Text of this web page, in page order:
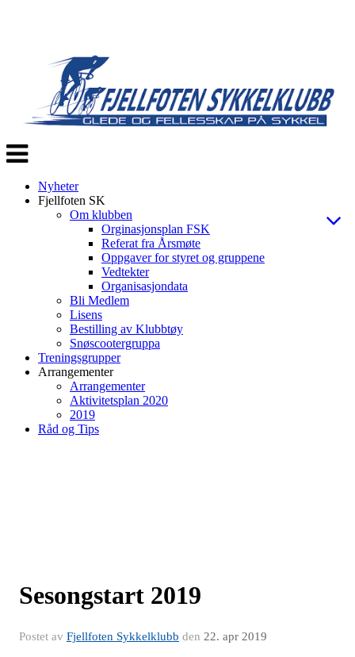
Veksle
navigasjon
Nyheter
Fjellfoten SK
Om klubben
Orginasjonsplan FSK
Referat fra Årsmøte
Oppgaver for styret og gruppene
Vedtekter
Organisasjondata
Bli Medlem
Lisens
Bestilling av Klubbtøy
Snøscootergruppa
Treningsgrupper
Arrangementer
Arrangementer
Aktivitetsplan 2020
2019
Råd og Tips
Sesongstart 2019
Postet av Fjellfoten Sykkelklubb den 22. apr 2019